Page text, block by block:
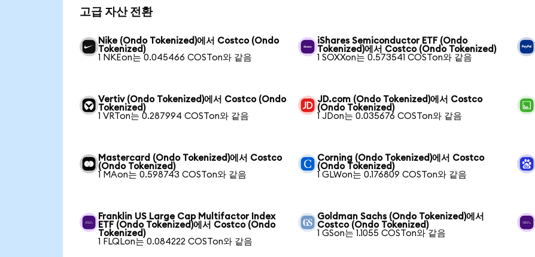
고급 자산 전환
Nike (Ondo Tokenized)에서 Costco (Ondo
Tokenized)
1 NKEon는 0.045466 COSTon와 같음
iShares Semiconductor ETF (Ondo
Tokenized)에서 Costco (Ondo Tokenized)
1 SOXXon는 0.573541 COSTon와 같음
Vertiv (Ondo Tokenized)에서 Costco (Ondo
Tokenized)
1 VRTon는 0.287994 COSTon와 같음
JD.com (Ondo Tokenized)에서 Costco
(Ondo Tokenized)
1 JDon는 0.035676 COSTon와 같음
Mastercard (Ondo Tokenized)에서 Costco
(Ondo Tokenized)
1 MAon는 0.598743 COSTon와 같음
Corning (Ondo Tokenized)에서 Costco
(Ondo Tokenized)
1 GLWon는 0.176809 COSTon와 같음
Franklin US Large Cap Multifactor Index
ETF (Ondo Tokenized)에서 Costco (Ondo
Tokenized)
1 FLQLon는 0.084222 COSTon와 같음
Goldman Sachs (Ondo Tokenized)에서
Costco (Ondo Tokenized)
1 GSon는 1.1055 COSTon와 같음